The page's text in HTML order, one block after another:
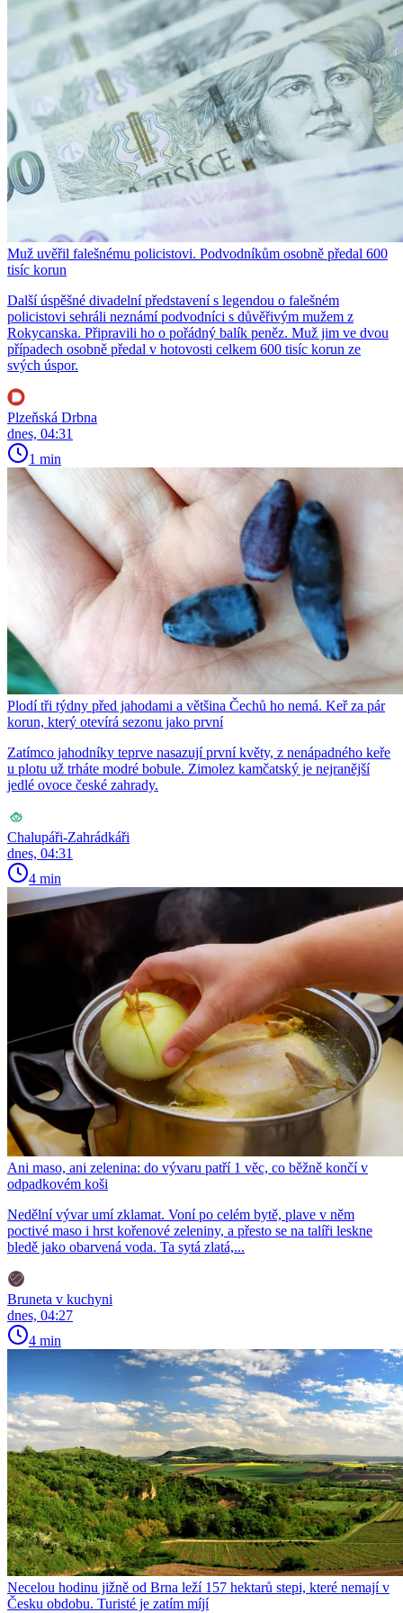
Muž uvěřil falešnému policistovi. Podvodníkům osobně předal 600
tisíc korun
Další úspěšné divadelní představení s legendou o falešném
policistovi sehráli neznámí podvodníci s důvěřivým mužem z
Rokycanska. Připravili ho o pořádný balík peněz. Muž jim ve dvou
případech osobně předal v hotovosti celkem 600 tisíc korun ze
svých úspor.
Plzeňská Drbna
dnes, 04:31
1 min
Plodí tři týdny před jahodami a většina Čechů ho nemá. Keř za pár
korun, který otevírá sezonu jako první
Zatímco jahodníky teprve nasazují první květy, z nenápadného keře
u plotu už trháte modré bobule. Zimolez kamčatský je nejranější
jedlé ovoce české zahrady.
Chalupáři-Zahrádkáři
dnes, 04:31
4 min
Ani maso, ani zelenina: do vývaru patří 1 věc, co běžně končí v
odpadkovém koši
Nedělní vývar umí zklamat. Voní po celém bytě, plave v něm
poctivé maso i hrst kořenové zeleniny, a přesto se na talíři leskne
bledě jako obarvená voda. Ta sytá zlatá,...
Bruneta v kuchyni
dnes, 04:27
4 min
Necelou hodinu jižně od Brna leží 157 hektarů stepi, které nemají v
Česku obdobu. Turisté je zatím míjí